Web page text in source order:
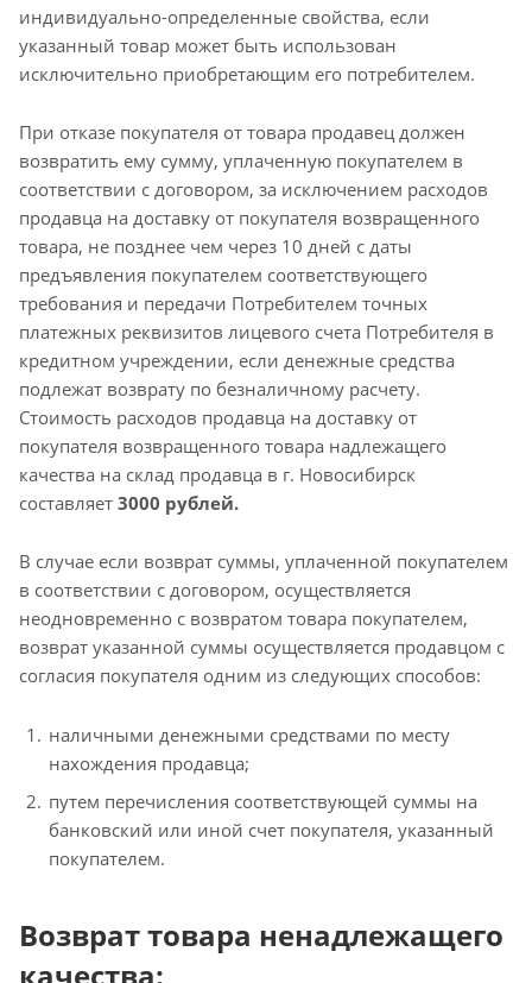
индивидуально-определенные свойства, если
указанный товар может быть использован
исключительно приобретающим его потребителем.
При отказе покупателя от товара продавец должен
возвратить ему сумму, уплаченную покупателем в
соответствии с договором, за исключением расходов
продавца на доставку от покупателя возвращенного
товара, не позднее чем через 10 дней с даты
предъявления покупателем соответствующего
требования и передачи Потребителем точных
платежных реквизитов лицевого счета Потребителя в
кредитном учреждении, если денежные средства
подлежат возврату по безналичному расчету.
Стоимость расходов продавца на доставку от
покупателя возвращенного товара надлежащего
качества на склад продавца в г. Новосибирск
составляет 3000 рублей.
В случае если возврат суммы, уплаченной покупателем
в соответствии с договором, осуществляется
неодновременно с возвратом товара покупателем,
возврат указанной суммы осуществляется продавцом с
согласия покупателя одним из следующих способов:
наличными денежными средствами по месту
нахождения продавца;
путем перечисления соответствующей суммы на
банковский или иной счет покупателя, указанный
покупателем.
Возврат товара ненадлежащего
качества: